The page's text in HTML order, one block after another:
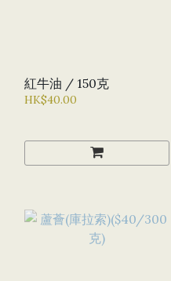
紅牛油 / 150克
HK$40.00